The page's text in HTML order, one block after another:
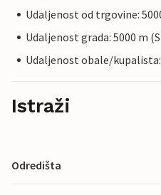
Udaljenost od trgovine:
Udaljenost grada: 5000 m
Udaljenost obale/
Istraži
Odredišta